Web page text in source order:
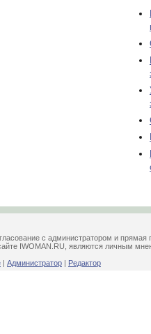
с администратором и прямая
IWOMAN.RU, являются личным
| Администратор | Редактор